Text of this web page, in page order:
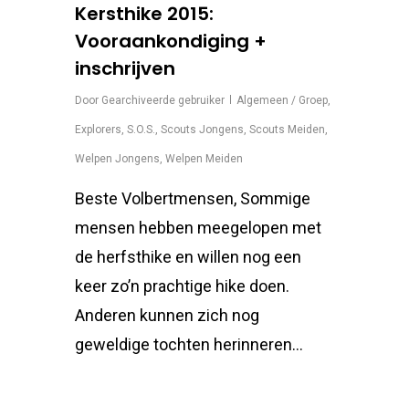
Kersthike 2015:
Vooraankondiging +
inschrijven
Door Gearchiveerde gebruiker Algemeen / Groep,
Explorers, S.O.S., Scouts Jongens, Scouts Meiden,
Welpen Jongens, Welpen Meiden
Beste Volbertmensen, Sommige
mensen hebben meegelopen met
de herfsthike en willen nog een
keer zo’n prachtige hike doen.
Anderen kunnen zich nog
geweldige tochten herinneren…